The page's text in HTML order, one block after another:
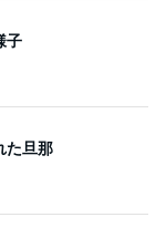
子
た旦那